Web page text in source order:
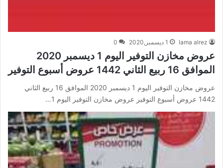
lama alrez 1 ديسمبر,2020 0
عروض مخازن التوفير اليوم 1 ديسمبر 2020
الموافق 16 ربيع الثاني 1442 عروض أسبوع التوفير
عروض مخازن التوفير اليوم 1 ديسمبر 2020 الموافق 16 ربيع الثاني
1442 عروض أسبوع التوفير عروض مخازن التوفير اليوم 1…